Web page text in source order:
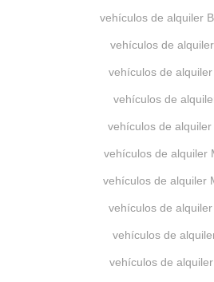
vehículos de alquiler
vehículos de
vehículos de
vehículos de
vehículos de alquiler
vehículos de alquiler
vehículos de alquiler
vehículos de
vehículos de
vehículos de